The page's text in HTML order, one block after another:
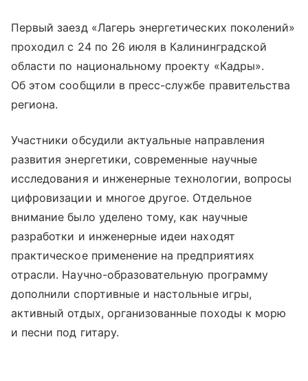
Первый заезд «Лагерь энергетических поколений»
проходил с 24 по 26 июля в Калининградской
области по национальному проекту «Кадры».
Об этом сообщили в пресс-службе правительства
региона.
Участники обсудили актуальные направления
развития энергетики, современные научные
исследования и инженерные технологии, вопросы
цифровизации и многое другое. Отдельное
внимание было уделено тому, как научные
разработки и инженерные идеи находят
практическое применение на предприятиях
отрасли. Научно-образовательную программу
дополнили спортивные и настольные игры,
активный отдых, организованные походы к морю
и песни под гитару.